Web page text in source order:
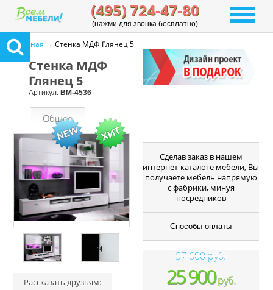
(495) 724-47-80
(нажми для звонка бесплатно)
Главная → Стенка МДФ Глянец 5
Стенка МДФ
Глянец 5
Артикул: ВМ-4536
Общее
Рассказать друзьям:
Cделав заказ в нашем
интернет-каталоге мебели, Вы
получаете мебель напрямую
с фабрики, минуя
посредников
Способы оплаты
57 600 руб.
25 900руб.